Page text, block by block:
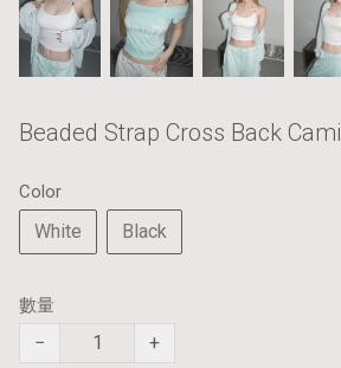
Beaded Strap Cross Back Cami
Color
White Black
數量
− +